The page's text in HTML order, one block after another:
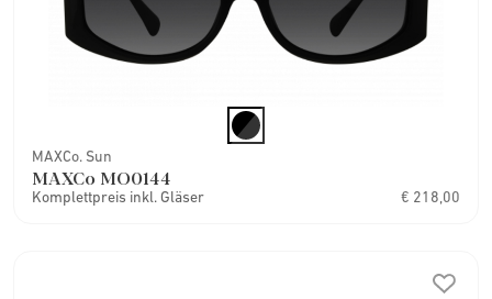
MAXCo. Sun
MAXCo MO0144
Komplettpreis inkl. Gläser € 218,00